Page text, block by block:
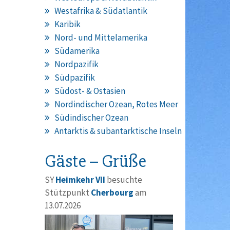
Westafrika & Südatlantik
Karibik
Nord- und Mittelamerika
Südamerika
Nordpazifik
Südpazifik
Südost- & Ostasien
Nordindischer Ozean, Rotes Meer
Südindischer Ozean
Antarktis & subantarktische Inseln
Gäste – Grüße
SYHeimkehr VII besuchte
Stützpunkt Cherbourgam
13.07.2026